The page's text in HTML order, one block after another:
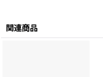
関連商品